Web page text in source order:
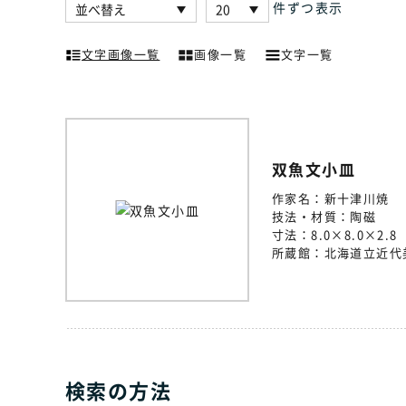
件ずつ表示
文字画像一覧 画像一覧 文字一覧
双魚文小皿
作家名： 新十津川焼
技法・材質： 陶磁
寸法：8.0×8.0×2.8
所蔵館： 北海道立近
検索の方法